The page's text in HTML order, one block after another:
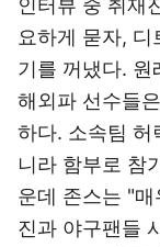
인터뷰 중 취재
요하게 묻자,
기를 꺼냈다. 원
해외파 선수들
하다. 소속팀 허
니라 함부로 참
운데 존스는 "
진과 야구팬들